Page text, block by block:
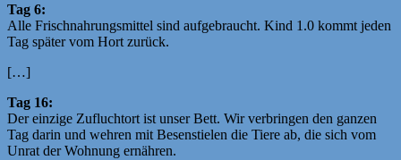
Tag 6:
Alle Frischnahrungsmittel sind aufgebraucht. Kind 1.0 kommt jeden
Tag später vom Hort zurück.
[…]
Tag 16:
Der einzige Zufluchtort ist unser Bett. Wir verbringen den ganzen
Tag darin und wehren mit Besenstielen die Tiere ab, die sich vom
Unrat der Wohnung ernähren.